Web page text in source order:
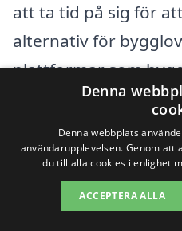
att ta tid på sig för
alternativ för
plattformar som
för att få flera
ditt närområde. På
jämföra priser och
ger dig bästa
söker
Denna
Denna webbplats
användarupplevelsen. Genom att
du till alla cookies i enlighet
ACCEPTERA ALLA